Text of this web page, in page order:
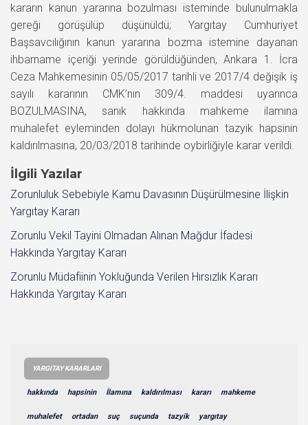
kararın kanun yararına bozulması isteminde bulunulmakla
gereği görüşülüp düşünüldü; Yargıtay Cumhuriyet
Başsavcılığının kanun yararına bozma istemine dayanan
ihbarname içeriği yerinde görüldüğünden, Ankara 1. İcra
Ceza Mahkemesinin 05/05/2017 tarihli ve 2017/4 değişik iş
sayılı kararının CMK’nın 309/4. maddesi uyarınca
BOZULMASINA, sanık hakkında mahkeme ilamına
muhalefet eyleminden dolayı hükmolunan tazyik hapsinin
kaldırılmasına, 20/03/2018 tarihinde oybirliğiyle karar verildi.
İlgili Yazılar
Zorunluluk Sebebiyle Kamu Davasının Düşürülmesine İlişkin
Yargıtay Kararı
Zorunlu Vekil Tayini Olmadan Alınan Mağdur İfadesi
Hakkında Yargıtay Kararı
Zorunlu Müdafiinin Yokluğunda Verilen Hırsızlık Kararı
Hakkında Yargıtay Kararı
YARGITAY KARARLARI
hakkında hapsinin İlamına kaldırılması kararı mahkeme
muhalefet ortadan suç suçunda tazyik yargıtay